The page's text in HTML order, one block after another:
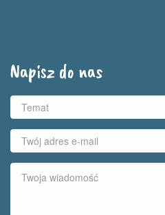
Napisz do nas